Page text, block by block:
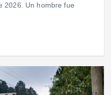
2026. Un hombre fue